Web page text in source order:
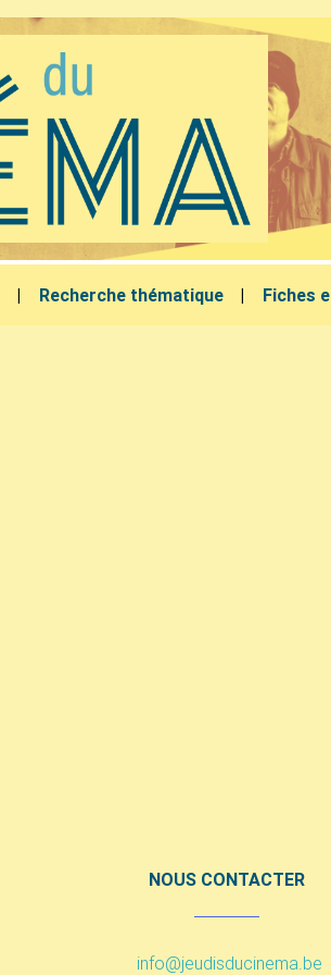
Recherche thématique Fiches
NOUS CONTACTER
info@jeudisducinema.be